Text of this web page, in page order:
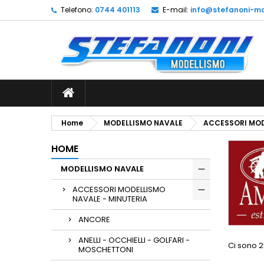
Telefono: 0744 401113 E-mail: info@stefanoni-
Home MODELLISMO NAVALE ACCESSORI
HOME
MODELLISMO NAVALE
ACCESSORI MODELLISMO
NAVALE - MINUTERIA
ANCORE
ANELLI - OCCHIELLI - GOLFARI -
MOSCHETTONI
Ci sono